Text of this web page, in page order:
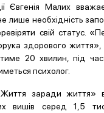
Євгенія Малих
лише необхідність
свій статус.
здорового життя»,
20 хвилин, під
психолог.
заради життя»
вишів серед 1,5